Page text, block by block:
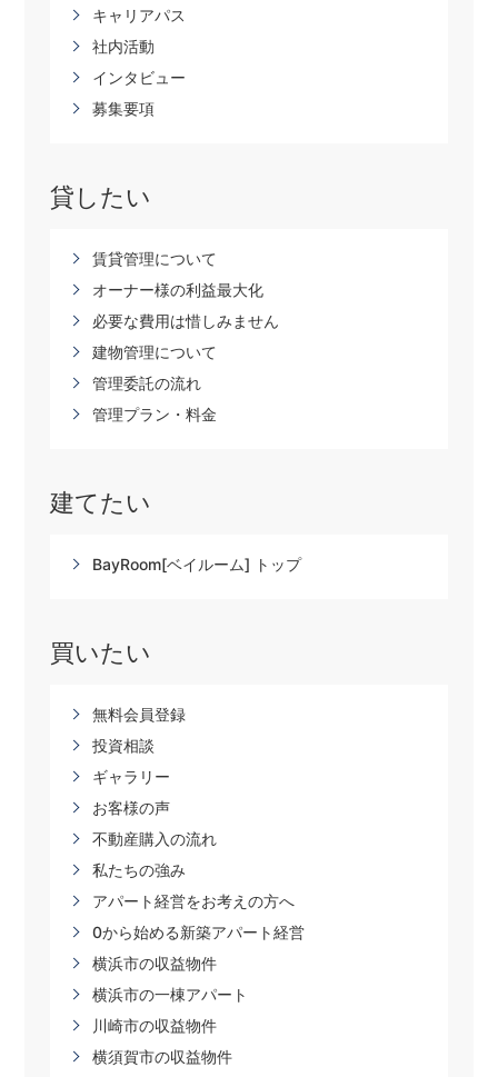
キャリアパス
社内活動
インタビュー
募集要項
貸したい
賃貸管理について
オーナー様の利益最大化
必要な費用は惜しみません
建物管理について
管理委託の流れ
管理プラン・料金
建てたい
BayRoom[ベイルーム] トップ
買いたい
無料会員登録
投資相談
ギャラリー
お客様の声
不動産購入の流れ
私たちの強み
アパート経営をお考えの方へ
0から始める新築アパート経営
横浜市の収益物件
横浜市の一棟アパート
川崎市の収益物件
横須賀市の収益物件